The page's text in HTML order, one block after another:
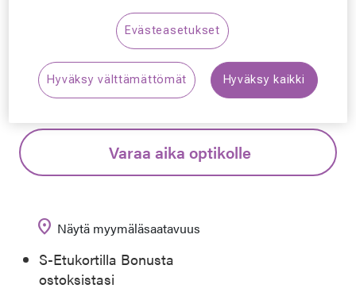
Synttäriale! Kaikki silmälasit –50 % sisältäen
linssit ja kehykset.
Lue lisää!
Varaa aika optikolle
location_on Näytä myymäläsaatavuus
S-Etukortilla Bonusta
ostoksistasi
Evästeasetukset
Hyväksy välttämättömät Hyväksy kaikki